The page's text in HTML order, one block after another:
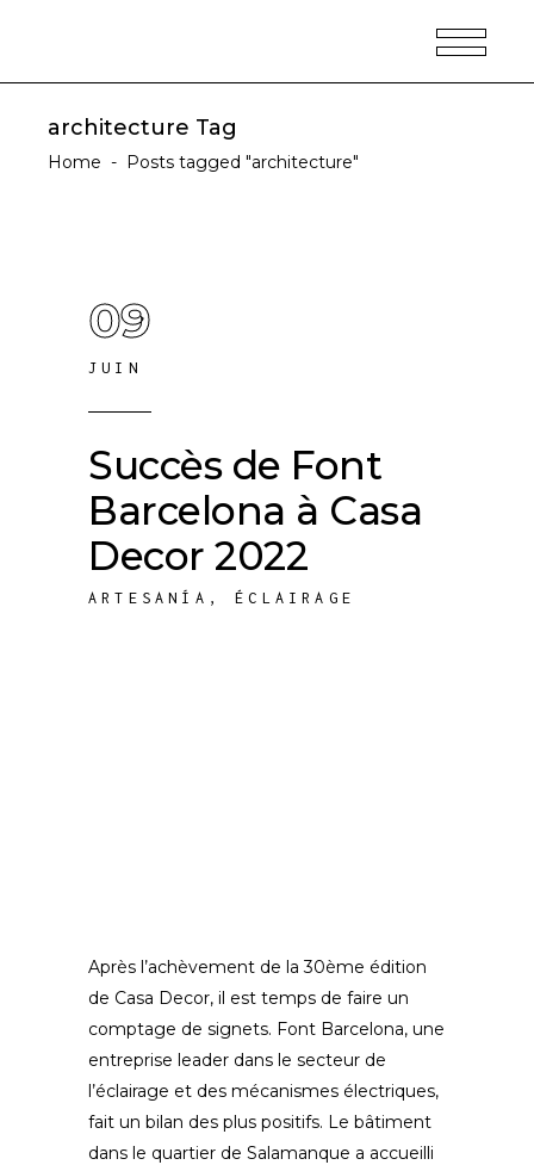
architecture Tag
Home - Posts tagged "architecture"
09
JUIN
Succès de Font
Barcelona à Casa
Decor 2022
ARTESANÍA ,ÉCLAIRAGE
Après l’achèvement de la 30ème édition
de Casa Decor, il est temps de faire un
comptage de signets. Font Barcelona, une
entreprise leader dans le secteur de
l’éclairage et des mécanismes électriques,
fait un bilan des plus positifs. Le bâtiment
dans le quartier de Salamanque a accueilli